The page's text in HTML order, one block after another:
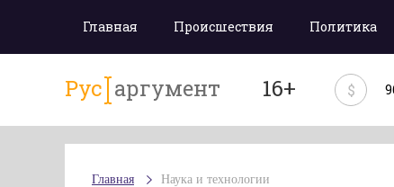
Главная Происшествия Политика
Рус аргумент 16+ $
Главная Наука и технологии